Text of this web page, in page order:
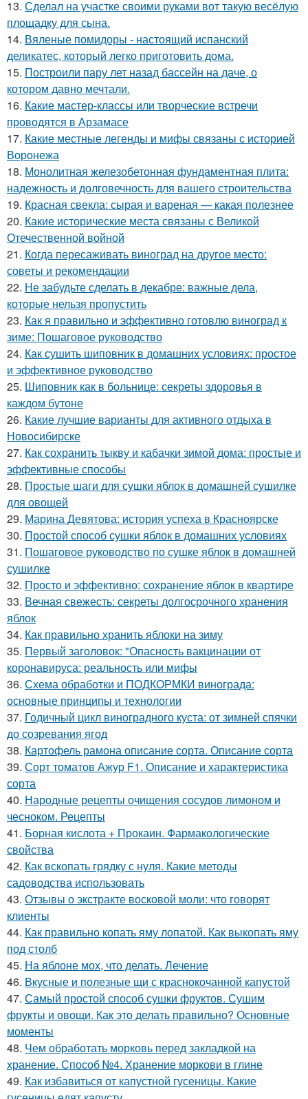
13. Сделал на участке своими руками вот такую весёлую
площадку для сына.
14. Вяленые помидоры - настоящий испанский
деликатес, который легко приготовить дома.
15. Построили пару лет назад бассейн на даче, о
котором давно мечтали.
16. Какие мастер-классы или творческие встречи
проводятся в Арзамасе
17. Какие местные легенды и мифы связаны с историей
Воронежа
18. Монолитная железобетонная фундаментная плита:
надежность и долговечность для вашего строительства
19. Красная свекла: сырая и вареная — какая полезнее
20. Какие исторические места связаны с Великой
Отечественной войной
21. Когда пересаживать виноград на другое место:
советы и рекомендации
22. Не забудьте сделать в декабре: важные дела,
которые нельзя пропустить
23. Как я правильно и эффективно готовлю виноград к
зиме: Пошаговое руководство
24. Как сушить шиповник в домашних условиях: простое
и эффективное руководство
25. Шиповник как в больнице: секреты здоровья в
каждом бутоне
26. Какие лучшие варианты для активного отдыха в
Новосибирске
27. Как сохранить тыкву и кабачки зимой дома: простые и
эффективные способы
28. Простые шаги для сушки яблок в домашней сушилке
для овощей
29. Марина Девятова: история успеха в Красноярске
30. Простой способ сушки яблок в домашних условиях
31. Пошаговое руководство по сушке яблок в домашней
сушилке
32. Просто и эффективно: сохранение яблок в квартире
33. Вечная свежесть: секреты долгосрочного хранения
яблок
34. Как правильно хранить яблоки на зиму
35. Первый заголовок: "Опасность вакцинации от
коронавируса: реальность или мифы
36. Схема обработки и ПОДКОРМКИ винограда:
основные принципы и технологии
37. Годичный цикл виноградного куста: от зимней спячки
до созревания ягод
38. Картофель рамона описание сорта. Описание сорта
39. Сорт томатов Ажур F1. Описание и характеристика
сорта
40. Народные рецепты очищения сосудов лимоном и
чесноком. Рецепты
41. Борная кислота + Прокаин. Фармакологические
свойства
42. Как вскопать грядку с нуля. Какие методы
садоводства использовать
43. Отзывы о экстракте восковой моли: что говорят
клиенты
44. Как правильно копать яму лопатой. Как выкопать яму
под столб
45. На яблоне мох, что делать. Лечение
46. Вкусные и полезные щи с краснокочанной капустой
47. Самый простой способ сушки фруктов. Сушим
фрукты и овощи. Как это делать правильно? Основные
моменты
48. Чем обработать морковь перед закладкой на
хранение. Способ №4. Хранение моркови в глине
49. Как избавиться от капустной гусеницы. Какие